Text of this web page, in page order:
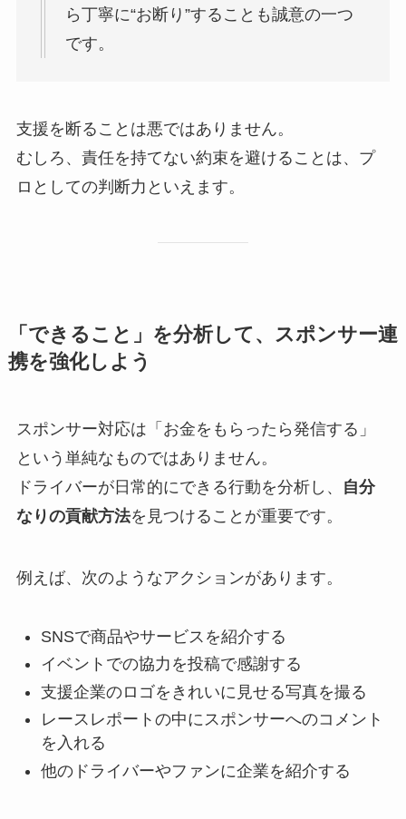
ら丁寧に“お断り”することも誠意の一つ
です。
支援を断ることは悪ではありません。
むしろ、責任を持てない約束を避けることは、プ
ロとしての判断力といえます。
「できること」を分析して、スポンサー連
携を強化しよう
スポンサー対応は「お金をもらったら発信する」
という単純なものではありません。
ドライバーが日常的にできる行動を分析し、
自分
なりの貢献方法を見つけることが重要です。
例えば、次のようなアクションがあります。
SNSで商品やサービスを紹介する
イベントでの協力を投稿で感謝する
支援企業のロゴをきれいに見せる写真を撮る
レースレポートの中にスポンサーへのコメント
を入れる
他のドライバーやファンに企業を紹介する